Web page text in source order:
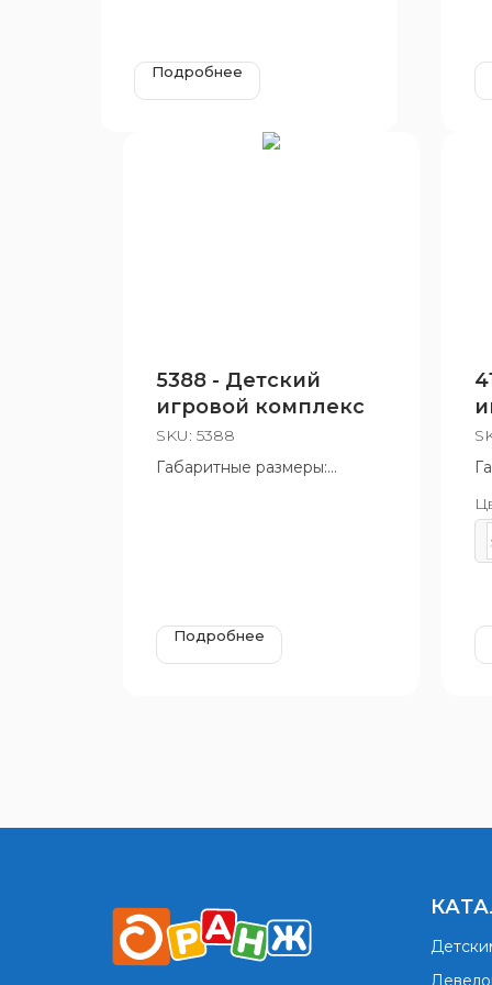
Подробнее
5388 - Детский
игровой комплекс
SKU: 5388
Габаритные размеры:
Подробнее